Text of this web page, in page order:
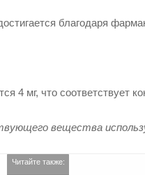
благодаря
4 мг, что соответствует
вещества
Читайте также: